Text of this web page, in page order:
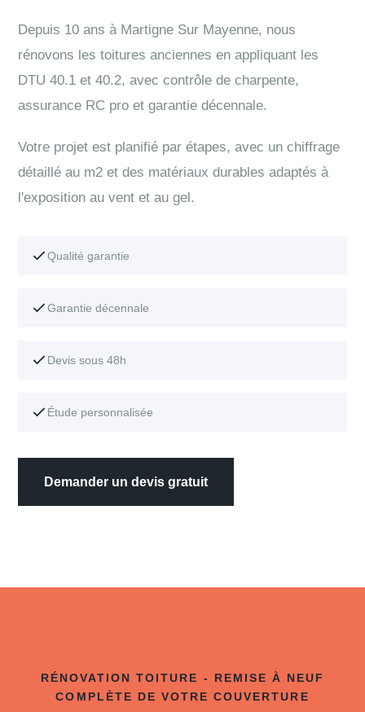
Depuis 10 ans à Martigne Sur Mayenne, nous
rénovons les toitures anciennes en appliquant les
DTU 40.1 et 40.2, avec contrôle de charpente,
assurance RC pro et garantie décennale.
Votre projet est planifié par étapes, avec un chiffrage
détaillé au m2 et des matériaux durables adaptés à
l'exposition au vent et au gel.
Qualité garantie
Garantie décennale
Devis sous 48h
Étude personnalisée
Demander un devis gratuit
RÉNOVATION TOITURE - REMISE À NEUF
COMPLÈTE DE VOTRE COUVERTURE